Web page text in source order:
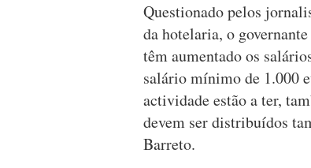
Questionado pelos
da hotelaria, o
têm aumentado os
salário mínimo de 1.000
actividade estão a ter,
devem ser distribuídos
Barreto.